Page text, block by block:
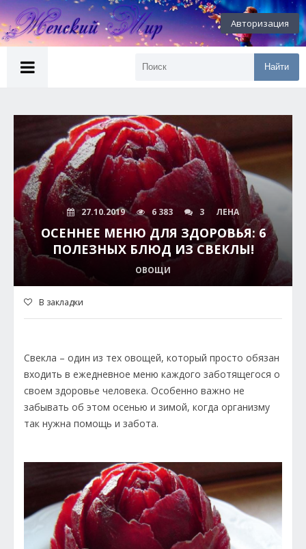
Авторизация
Найти
27.10.2019 6 383 3 ЛЕНА
ОСЕННЕЕ МЕНЮ ДЛЯ ЗДОРОВЬЯ: 6
ПОЛЕЗНЫХ БЛЮД ИЗ СВЕКЛЫ!
ОВОЩИ
В закладки
Свекла – один из тех овощей, который просто обязан
входить в ежедневное меню каждого заботящегося о
своем здоровье человека. Особенно важно не
забывать об этом осенью и зимой, когда организму
так нужна помощь и забота.